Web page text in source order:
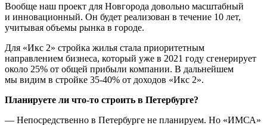
Вообще наш проект для Новгорода довольно масштабный
и инновационный. Он будет реализован в течение 10 лет,
учитывая объемы рынка в городе.
Для «Икс 2» стройка жилья стала приоритетным
направлением бизнеса, который уже в 2021 году сгенерирует
около 25% от общей прибыли компании. В дальнейшем
мы видим в стройке 35-40% от доходов «Икс 2».
Планируете ли что-то строить в Петербурге?
— Непосредственно в Петербурге не планируем. Но «ИМСА»